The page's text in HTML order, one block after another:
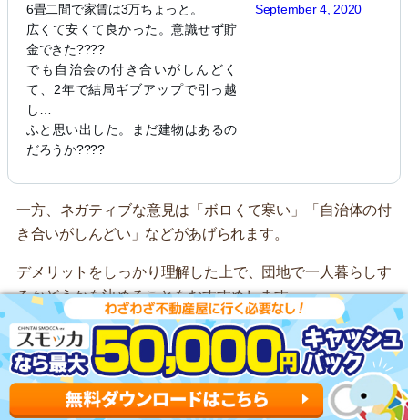
6畳二間で家賃は3万ちょっと。
広くて安くて良かった。意識せず貯
金できた????
でも自治会の付き合いがしんどく
て、2年で結局ギブアップで引っ越
し…
ふと思い出した。まだ建物はあるの
だろうか????
September 4, 2020
一方、ネガティブな意見は「ボロくて寒い」「自治体の付
き合いがしんどい」などがあげられます。
デメリットをしっかり理解した上で、団地で一人暮らしす
るかどうかを決めることをおすすめします。
一人暮らし向け団地の探し方